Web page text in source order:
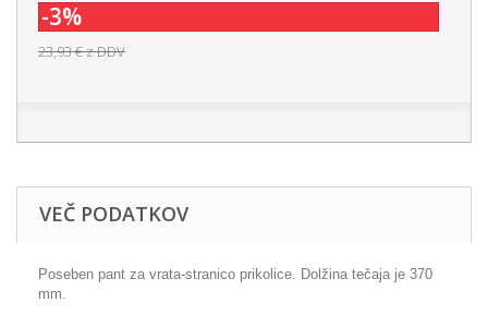
-3%
23,93 €z DDV
VEČ PODATKOV
Poseben pant za vrata-stranico prikolice. Dolžina tečaja je 370
mm.